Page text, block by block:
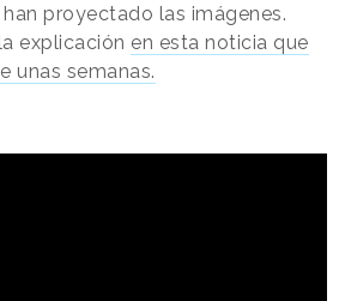
proyectado las imágenes.
explicación en esta noticia que
unas semanas.